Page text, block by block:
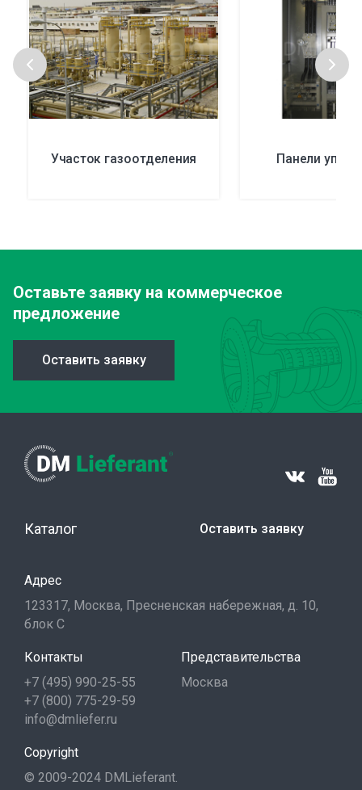
Участок газоотделения Панели
Оставьте заявку на коммерческое
предложение
Оставить заявку
Каталог Оставить заявку
Адрес
123317, Москва, Пресненская набережная, д. 10,
блок С
Контакты
+7 (495) 990-25-55
+7 (800) 775-29-59
info@dmliefer.ru
Представительства
Москва
Copyright
© 2009-2024 DMLieferant.